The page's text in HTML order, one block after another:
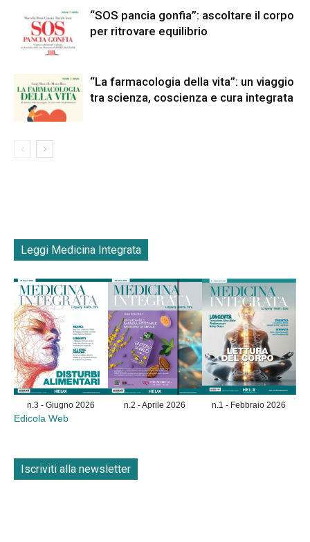
“SOS pancia gonfia”: ascoltare il corpo
per ritrovare equilibrio
“La farmacologia della vita”: un viaggio
tra scienza, coscienza e cura integrata
Leggi Medicina Integrata
n.3 - Giugno 2026 n.2 - Aprile 2026 n.1 - Febbraio 2026
Edicola Web
Iscriviti alla newsletter